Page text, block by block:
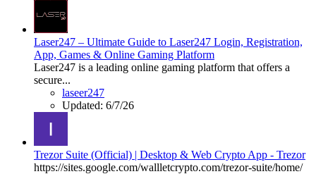
Laser247 – Ultimate Guide to Laser247 Login, Registration,
App, Games & Online Gaming Platform
Laser247 is a leading online gaming platform that offers a
secure...
laseer247
Updated: 6/7/26
Trezor Suite (Official) | Desktop & Web Crypto App - Trezor
https://sites.google.com/wallletcrypto.com/trezor-suite/home/